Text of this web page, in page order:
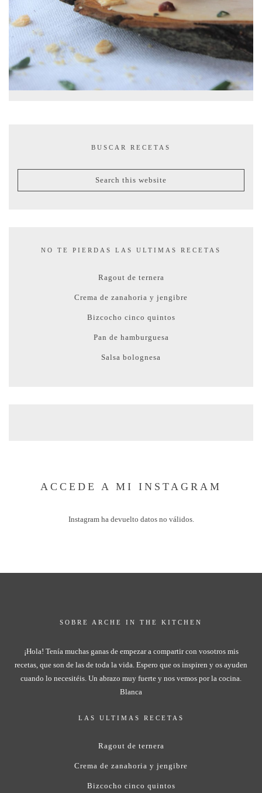
BUSCAR RECETAS
NO TE PIERDAS LAS ULTIMAS RECETAS
Ragout de ternera
Crema de zanahoria y jengibre
Bizcocho cinco quintos
Pan de hamburguesa
Salsa bolognesa
ACCEDE A MI INSTAGRAM
Instagram ha devuelto datos no válidos.
SOBRE ARCHE IN THE KITCHEN
¡Hola! Tenía muchas ganas de empezar a compartir con vosotros mis
recetas, que son de las de toda la vida. Espero que os inspiren y os ayuden
cuando lo necesitéis. Un abrazo muy fuerte y nos vemos por la cocina.
Blanca
LAS ULTIMAS RECETAS
Ragout de ternera
Crema de zanahoria y jengibre
Bizcocho cinco quintos